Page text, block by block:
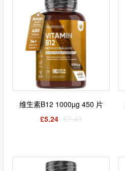
维生素B12 1000µg 450 片
£5.24 £7.49